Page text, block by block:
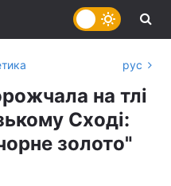
рус
на тлі
Сході:
золото"